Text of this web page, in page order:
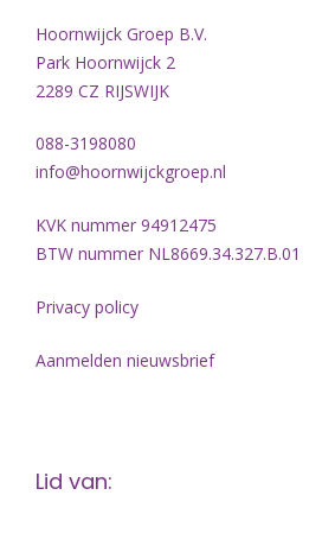
Hoornwijck Groep B.V.
Park Hoornwijck 2
2289 CZ RIJSWIJK
088-3198080
info@hoornwijckgroep.nl
KVK nummer 94912475
BTW nummer NL8669.34.327.B.01
Privacy policy
Aanmelden nieuwsbrief
Lid van: